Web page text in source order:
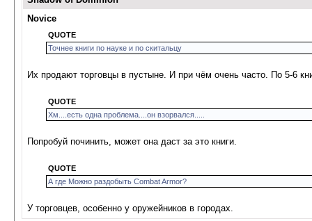
Novice
QUOTE
Точнее книги по науке и по скитальцу
Их продают торговцы в пустыне. И при чём очень часто. По 5-6
QUOTE
Хм....есть одна проблема....он взорвался.....
Попробуй починить, может она даст за это книги.
QUOTE
А где Можно раздобыть Combat Armor?
У торговцев, особенно у оружейников в городах.